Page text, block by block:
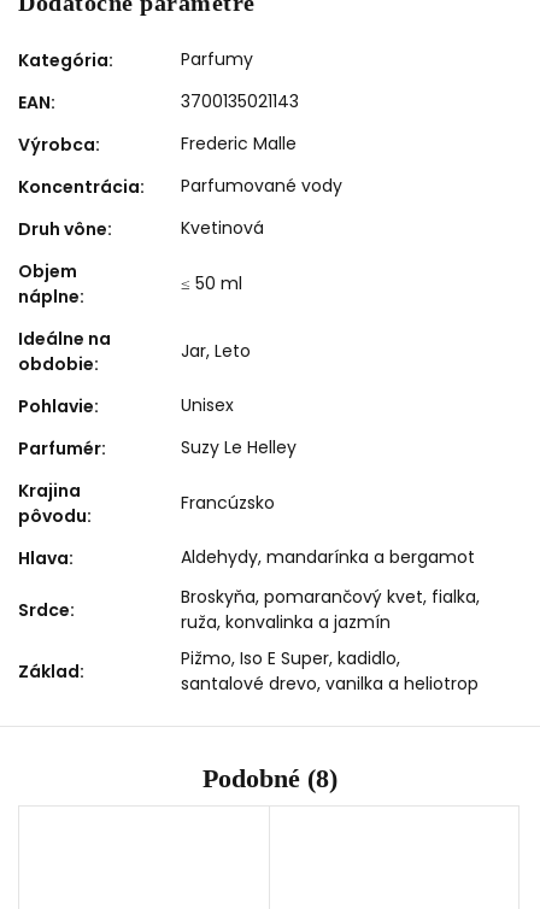
Kategória:
Parfumy
EAN:
3700135021143
Výrobca:
Frederic Malle
Koncentrácia:
Parfumované vody
Druh vône:
Kvetinová
Objem
náplne:
≤ 50 ml
Ideálne na
obdobie:
Jar, Leto
Pohlavie:
Unisex
Parfumér:
Suzy Le Helley
Krajina
pôvodu:
Francúzsko
Hlava: Aldehydy, mandarínka a bergamot
Srdce:
Broskyňa, pomarančový kvet, fialka,
ruža, konvalinka a jazmín
Základ:
Pižmo, Iso E Super, kadidlo,
santalové drevo, vanilka a heliotrop
Podobné (8)